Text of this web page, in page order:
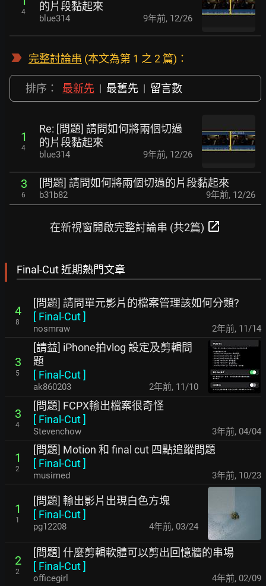
4 的片段黏起來
blue314 9年前, 12/26
完整討論串 (本文為第 1 之 2 篇)：
排序： 最新先 | 最舊先 | 留言數
1
4
Re: [問題] 請問如何將兩個切過
的片段黏起來
blue314 9年前, 12/26
3
6
[問題] 請問如何將兩個切過的片段黏起來
b31b82 9年前, 12/26
在新視窗開啟完整討論串 (共2篇) open_in_new
Final-Cut 近期熱門文章
4
8
[問題] 請問單元影片的檔案管理該如何分類?
[ Final-Cut]
nosmraw 2年前, 11/14
3
5
[請益] iPhone拍vlog 設定及剪輯問
題
[ Final-Cut]
ak860203 2年前, 11/10
3
4
[問題] FCPX輸出檔案很奇怪
[ Final-Cut]
Stevenchow 3年前, 04/04
1
2
[問題] Motion 和 final cut 四點追蹤問題
[ Final-Cut]
musimed 3年前, 10/23
1
1
[問題] 輸出影片出現白色方塊
[ Final-Cut]
pg12208 4年前, 03/24
2
2
[問題] 什麼剪輯軟體可以剪出回憶牆的串場
[ Final-Cut]
officegirl 4年前, 02/09